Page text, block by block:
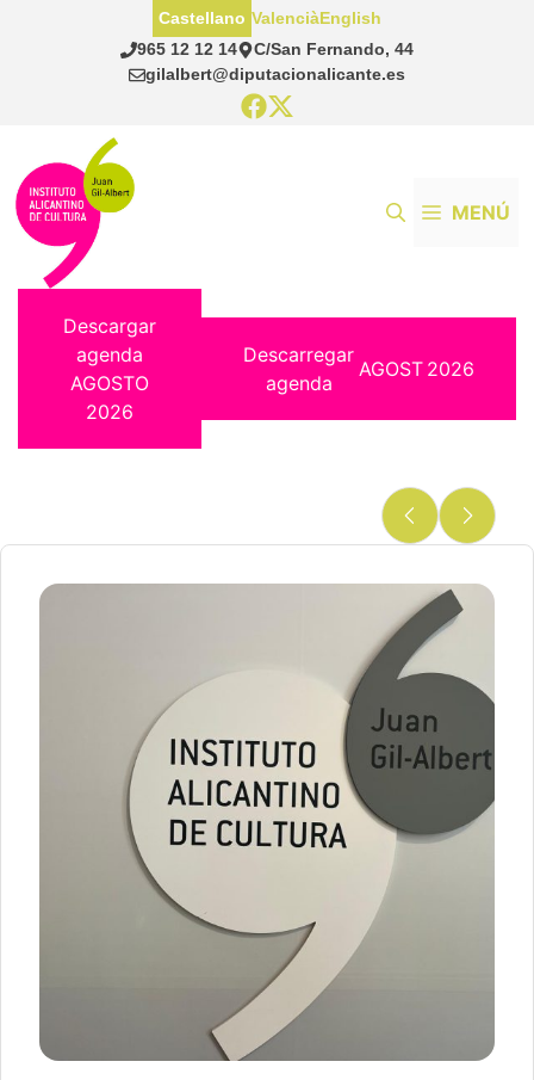
965 12 12 14
C/San Fernando, 44
gilalbert@diputacionalicante.es
Castellano ValenciàEnglish
MENÚ
Descargar
agenda
AGOSTO
2026
Descarregar
agenda
AGOST 2026